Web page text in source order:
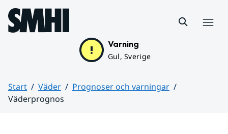
Hoppa till sidans innehåll
Varning
Gul, Sverige
Start Väder
Prognoser och varningar
Väderprognos